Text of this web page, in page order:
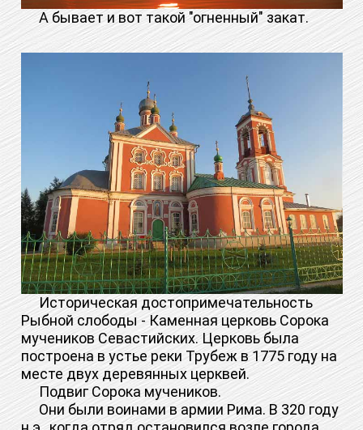
А бывает и вот такой "огненный" закат.
Историческая достопримечательность
Рыбной слободы - Каменная церковь Сорока
мучеников Севастийских. Церковь была
построена в устье реки Трубеж в 1775 году на
месте двух деревянных церквей.
Подвиг Сорока мучеников.
Они были воинами в армии Рима. В 320 году